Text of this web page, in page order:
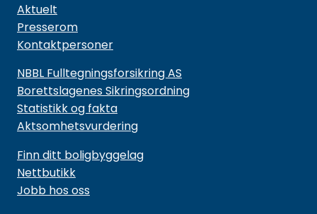
Aktuelt
Presserom
Kontaktpersoner
NBBL Fulltegningsforsikring AS
Borettslagenes Sikringsordning
Statistikk og fakta
Aktsomhetsvurdering
Finn ditt boligbyggelag
Nettbutikk
Jobb hos oss